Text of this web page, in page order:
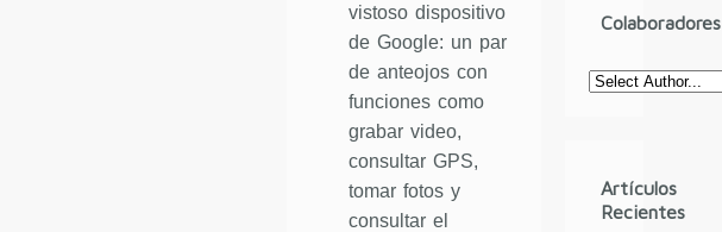
vistoso dispositivo
de Google: un par
de anteojos con
funciones como
grabar video,
consultar GPS,
tomar fotos y
consultar el
Colaboradores
Artículos
Recientes